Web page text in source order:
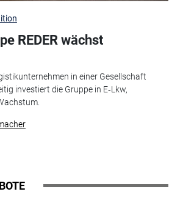
REDER wächst
in einer Gesellschaft
investiert die Gruppe in E‑Lkw,